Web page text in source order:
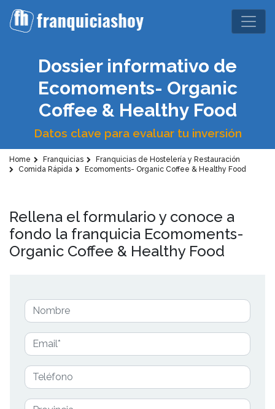
Dossier informativo de
Ecomoments- Organic
Coffee & Healthy Food
Datos clave para evaluar tu inversión
Home Franquicias
Franquicias de Hostelería y Restauración
Comida Rápida
Ecomoments- Organic Coffee & Healthy Food
Rellena el formulario y conoce a
fondo la franquicia Ecomoments-
Organic Coffee & Healthy Food